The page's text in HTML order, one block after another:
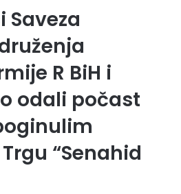
Saveza
R BiH i
odali počast
“Senahid